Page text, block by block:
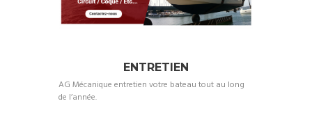
ENTRETIEN
AG Mécanique entretien votre bateau tout au long
de l’année.